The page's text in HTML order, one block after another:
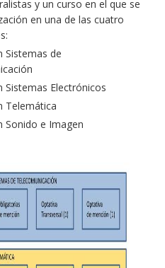
y un curso en el que se
en una de las cuatro
Sistemas de
Sistemas Electrónicos
Telemática
Sonido e Imagen